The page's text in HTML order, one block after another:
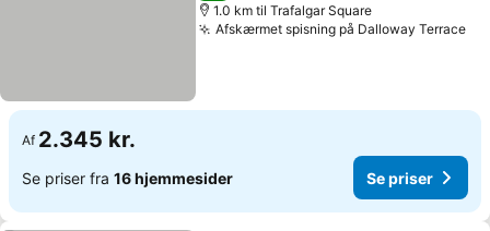
1.0 km til Trafalgar Square
Afskærmet spisning på Dalloway Terrace
Af 2.345 kr.
Se priser fra 16 hjemmesider Se priser